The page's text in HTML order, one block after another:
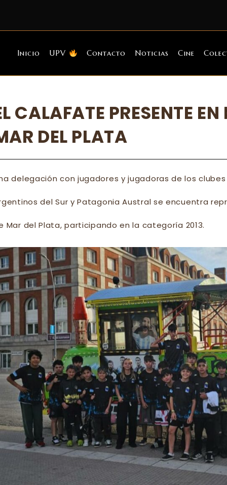
Inicio UPV Contacto Noticias Cine
CALAFATE PRESENTE
DEL PLATA
delegación con jugadores y jugadoras de los clubes
del Sur y Patagonia Austral se encuentra
Mar del Plata, participando en la categoría 2013.